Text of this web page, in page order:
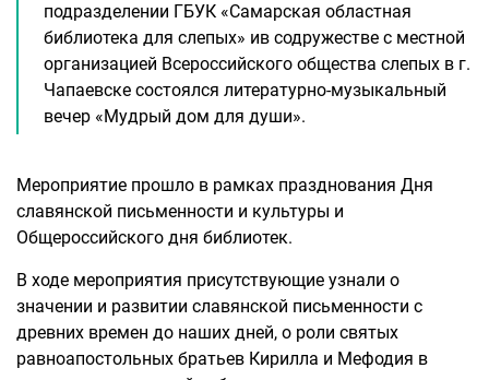
подразделении ГБУК «Самарская областная
библиотека для слепых» ив содружестве с местной
организацией Всероссийского общества слепых в г.
Чапаевске состоялся литературно-музыкальный
вечер «Мудрый дом для души».
Мероприятие прошло в рамках празднования Дня
славянской письменности и культуры и
Общероссийского дня библиотек.
В ходе мероприятия присутствующие узнали о
значении и развитии славянской письменности с
древних времен до наших дней, о роли святых
равноапостольных братьев Кирилла и Мефодия в